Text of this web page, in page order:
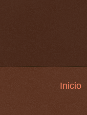
Inicio